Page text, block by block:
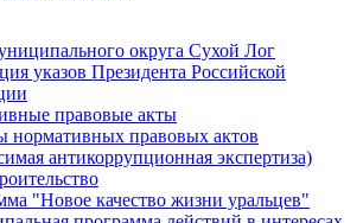
округа Сухой Лог
указов Президента Российской
правовые акты
нормативных правовых актов
антикоррупционная экспертиза)
"Новое качество жизни уральцев"